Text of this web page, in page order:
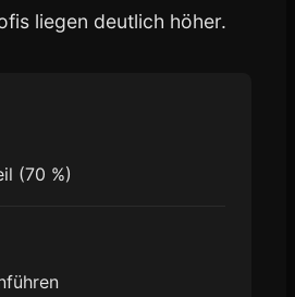
liegen deutlich höher.
(70 %)